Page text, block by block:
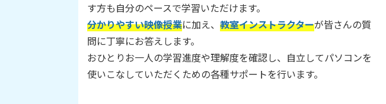
す方も自分のペースで学習いただけます。
分かりやすい映像授業に加え、 教室インストラクターが皆さんの質
問に丁寧にお答えします。
おひとりお一人の学習進度や理解度を確認し、自立してパソコンを
使いこなしていただくための各種サポートを行います。